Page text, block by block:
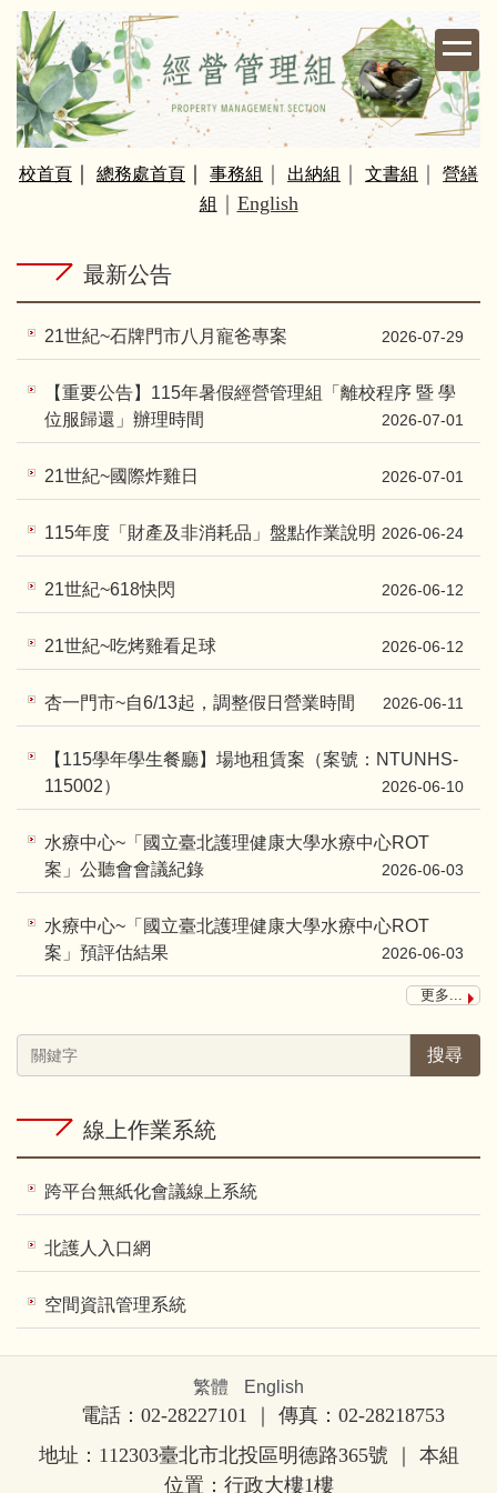
跳
到
主
要
內
容
區
校首頁 ｜ 總務處首頁 ｜ 事務組 ｜ 出納組 ｜ 文書組 ｜
營繕
組 ｜ English
最新公告
21世紀~石牌門市八月寵爸專案 2026-07-29
【重要公告】115年暑假經營管理組「離校程序 暨 學
位服歸還」辦理時間
2026-07-01
21世紀~國際炸雞日 2026-07-01
115年度「財產及非消耗品」盤點作業說明 2026-06-24
21世紀~618快閃 2026-06-12
21世紀~吃烤雞看足球 2026-06-12
杏一門市~自6/13起，調整假日營業時間 2026-06-11
【115學年學生餐廳】場地租賃案（案號：NTUNHS-
115002）
2026-06-10
水療中心~「國立臺北護理健康大學水療中心ROT
案」公聽會會議紀錄
2026-06-03
水療中心~「國立臺北護理健康大學水療中心ROT
案」預評估結果
2026-06-03
更多...
搜尋
線上作業系統
跨平台無紙化會議線上系統
北護人入口網
空間資訊管理系統
繁體 English
電話：02-28227101 ｜ 傳真：02-28218753
地址：112303臺北市北投區明德路365號
｜ 本組
位置：行政大樓1樓